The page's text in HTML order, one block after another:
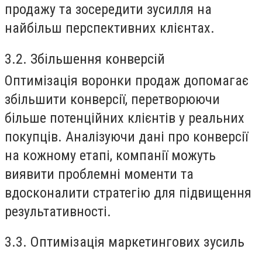
продажу та зосередити зусилля на
найбільш перспективних клієнтах.
3.2. Збільшення конверсій
Оптимізація воронки продаж допомагає
збільшити конверсії, перетворюючи
більше потенційних клієнтів у реальних
покупців. Аналізуючи дані про конверсії
на кожному етапі, компанії можуть
виявити проблемні моменти та
вдосконалити стратегію для підвищення
результативності.
3.3. Оптимізація маркетингових зусиль